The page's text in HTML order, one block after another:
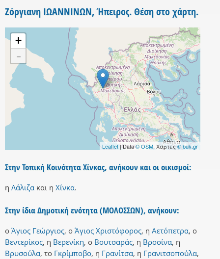
Ζόργιανη ΙΩΑΝΝΙΝΩΝ, Ήπειρος. Θέση στο χάρτη.
+
-
Leaflet | Data© OSM, Χάρτες© buk.gr
Στην Τοπική Κοινότητα Χίνκας, ανήκουν και οι οικισμοί:
η Λάλιζα και η Χίνκα.
Στην ίδια Δημοτική ενότητα (ΜΟΛΟΣΣΩΝ), ανήκουν:
ο Άγιος Γεώργιος, ο Άγιος Χριστόφορος, η Αετόπετρα, ο
Βεντερίκος, η Βερενίκη, ο Βουτσαράς, η Βροσίνα, η
Βρυσούλα, το Γκρίμποβο, η Γρανίτσα, η Γρανιτσοπούλα,